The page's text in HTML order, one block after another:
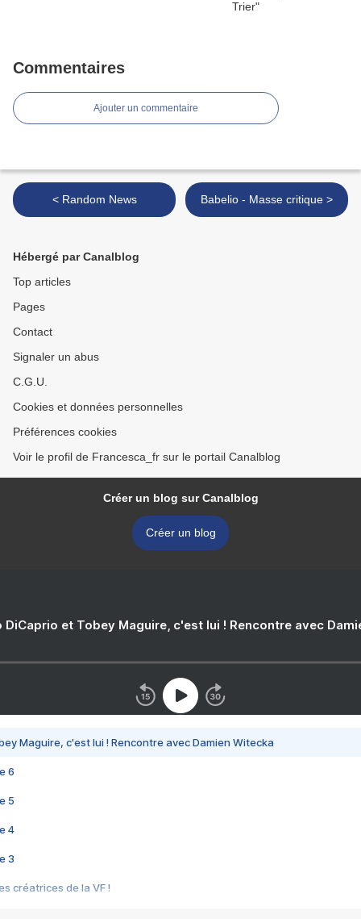
Commentaires
Ajouter un commentaire
< Random News Babelio - Masse critique >
Hébergé par Canalblog
Top articles
Pages
Contact
Signaler un abus
C.G.U.
Cookies et données personnelles
Préférences cookies
Voir le profil de Francesca_fr sur le portail Canalblog
Créer un blog sur Canalblog
Créer un blog
DiCaprio et Tobey Maguire, c'est lui ! Rencontre avec
Maguire, c'est lui ! Rencontre avec Damien Witecka
6
5
4
3
créatrices de la VF !